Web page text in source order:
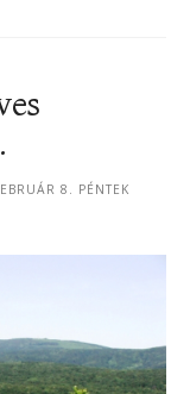
8. PÉNTEK